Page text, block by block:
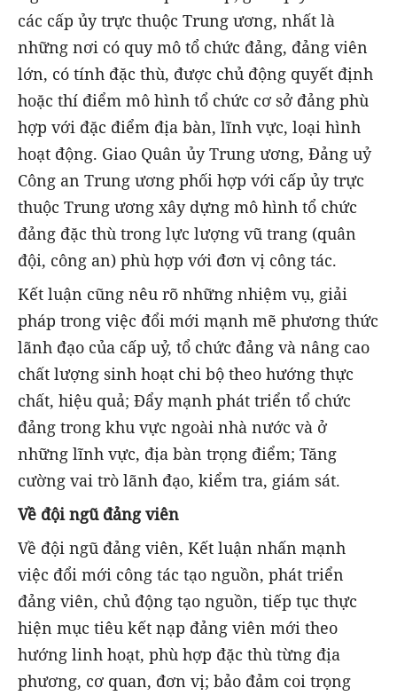
các cấp ủy trực thuộc Trung ương, nhất là
những nơi có quy mô tổ chức đảng, đảng viên
lớn, có tính đặc thù, được chủ động quyết định
hoặc thí điểm mô hình tổ chức cơ sở đảng phù
hợp với đặc điểm địa bàn, lĩnh vực, loại hình
hoạt động. Giao Quân ủy Trung ương, Đảng uỷ
Công an Trung ương phối hợp với cấp ủy trực
thuộc Trung ương xây dựng mô hình tổ chức
đảng đặc thù trong lực lượng vũ trang (quân
đội, công an) phù hợp với đơn vị công tác.
Kết luận cũng nêu rõ những nhiệm vụ, giải
pháp trong việc đổi mới mạnh mẽ phương thức
lãnh đạo của cấp uỷ, tổ chức đảng và nâng cao
chất lượng sinh hoạt chi bộ theo hướng thực
chất, hiệu quả; Đẩy mạnh phát triển tổ chức
đảng trong khu vực ngoài nhà nước và ở
những lĩnh vực, địa bàn trọng điểm; Tăng
cường vai trò lãnh đạo, kiểm tra, giám sát.
Về đội ngũ đảng viên
Về đội ngũ đảng viên, Kết luận nhấn mạnh
việc đổi mới công tác tạo nguồn, phát triển
đảng viên, chủ động tạo nguồn, tiếp tục thực
hiện mục tiêu kết nạp đảng viên mới theo
hướng linh hoạt, phù hợp đặc thù từng địa
phương, cơ quan, đơn vị; bảo đảm coi trọng